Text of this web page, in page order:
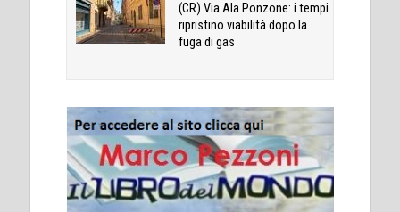
(CR) Via Ala Ponzone: i tempi
ripristino viabilità dopo la
fuga di gas